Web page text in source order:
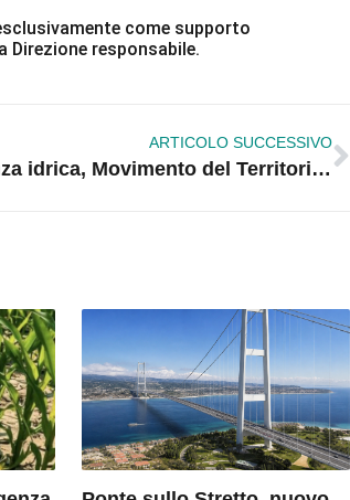
come supporto
Direzione responsabile.
ARTICOLO SUCCESSIVO
Carenza idrica, Movimento del Territorio: Il sindaco faccia mea culpa e lasci delega alla Manutenzione